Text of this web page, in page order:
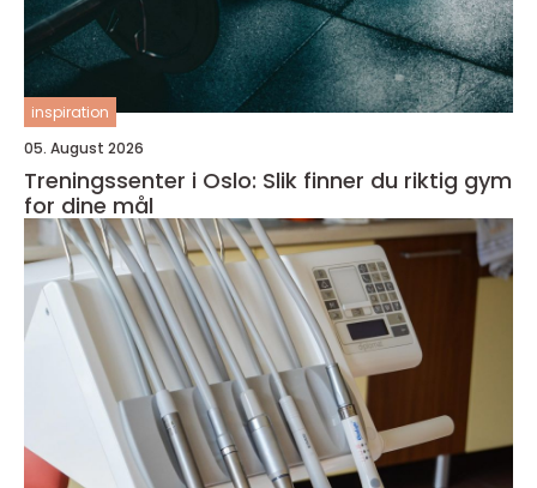
inspiration
05. August 2026
Treningssenter i Oslo: Slik finner du riktig gym
for dine mål